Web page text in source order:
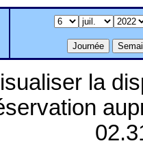
la